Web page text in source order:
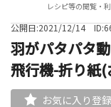
レシピ等の閲覧・
公開日:2021/12/14
羽がパタパタ
飛行機-折り紙(
お気に入り登録